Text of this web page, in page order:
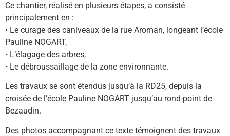
Ce chantier, réalisé en plusieurs étapes, a consisté
principalement en :
• Le curage des caniveaux de la rue Aroman, longeant l’école
Pauline NOGART,
• L’élagage des arbres,
• Le débroussaillage de la zone environnante.
Les travaux se sont étendus jusqu’à la RD25, depuis la
croisée de l’école Pauline NOGART jusqu’au rond-point de
Bezaudin.
Des photos accompagnant ce texte témoignent des travaux